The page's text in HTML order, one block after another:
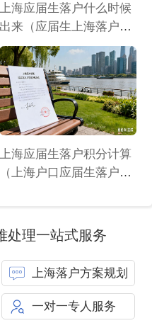
上海应届生落户什么时候
出来（应届生上海落户时
间节点）
上海应届生落户积分计算
（上海户口应届生落户积
处理一站式服务
上海落户方案规划
一对一专人服务